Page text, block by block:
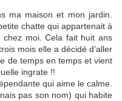
ma maison et mon jardin.
chatte qui appartenait à
moi. Cela fait huit ans
mois elle a décidé d’aller
de temps en temps et vient
ingrate !!
qui aime le calme.
pas son nom) qui habite